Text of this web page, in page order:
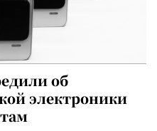
об
электроники